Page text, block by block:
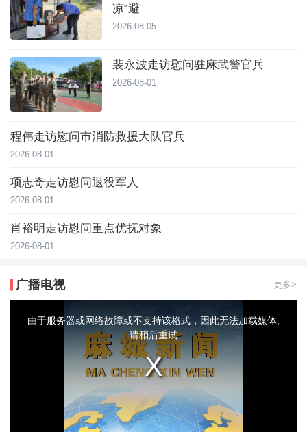
凉“避
2026-08-05
裴永波走访慰问驻麻武警官兵
2026-08-01
程伟走访慰问市消防救援大队官兵
2026-08-01
项志奇走访慰问退役军人
2026-08-01
肖裕明走访慰问重点优抚对象
2026-08-01
广播电视 更多>
modal由于服务器或网络故障或不支持该格式，因此无法加载媒体,
请稍后重试